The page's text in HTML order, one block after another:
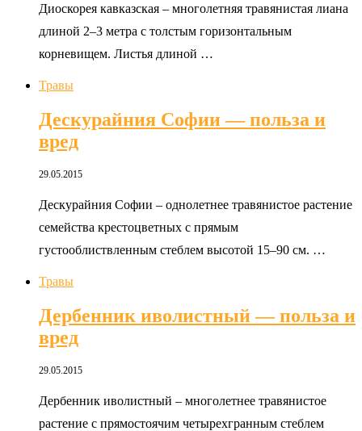
Диоскорея кавказская – многолетняя травянистая лиана
длиной 2–3 метра с толстым горизонтальным
корневищем. Листья длиной …
Травы
Дескурайния Софии — польза и
вред
29.05.2015
Дескурайния Софии – однолетнее травянистое растение
семейства крестоцветных с прямым
густооблиствленным стеблем высотой 15–90 см. …
Травы
Дербенник иволистный — польза и
вред
29.05.2015
Дербенник иволистный – многолетнее травянистое
растение с прямостоячим четырехгранным стеблем